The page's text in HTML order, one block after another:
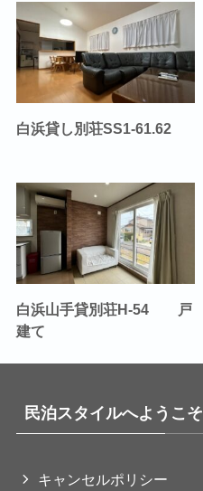
白浜貸し別荘SS1-61.62
白浜山手貸別荘H-54 戸
建て
民泊スタイルへようこそ
キャンセルポリシー